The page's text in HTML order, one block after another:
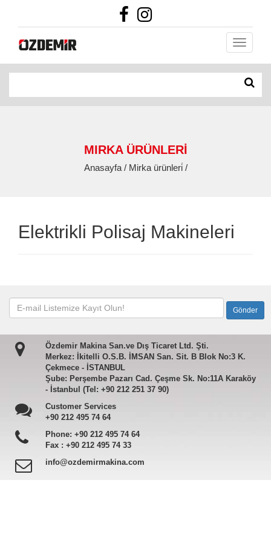
MIRKA ÜRÜNLERİ
Anasayfa / Mirka ürünleri̇ /
Elektrikli Polisaj Makineleri
Özdemir Makina San.ve Dış Ticaret Ltd. Şti.
Merkez: İkitelli O.S.B. İMSAN San. Sit. B Blok No:3 K.
Çekmece - İSTANBUL
Şube: Perşembe Pazarı Cad. Çeşme Sk. No:11A Karaköy
- İstanbul (Tel: +90 212 251 37 90)
Customer Services
+90 212 495 74 64
Phone: +90 212 495 74 64
Fax : +90 212 495 74 33
info@ozdemirmakina.com